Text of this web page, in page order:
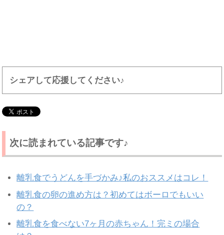
シェアして応援してください♪
次に読まれている記事です♪
離乳食でうどんを手づかみ♪私のおススメはコレ！
離乳食の卵の進め方は？初めてはボーロでもいい
の？
離乳食を食べない7ヶ月の赤ちゃん！完ミの場合